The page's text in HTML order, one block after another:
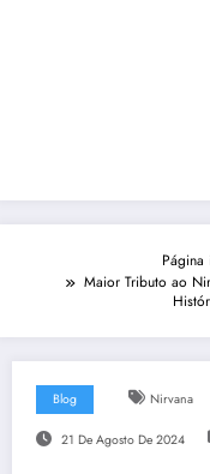
Página
Maior Tributo ao
Blog Nirvana
21 De Agosto De 2024